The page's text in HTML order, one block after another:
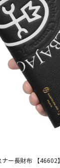
ー長財布 【46602】